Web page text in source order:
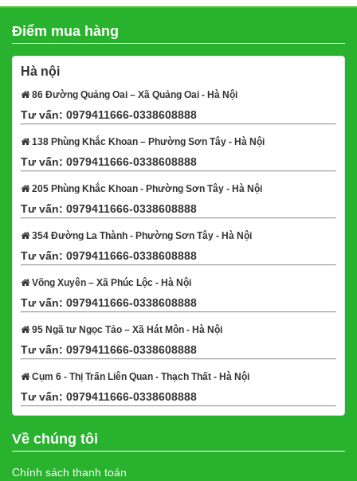
Điểm mua hàng
Hà nội
86 Đường Quảng Oai – Xã Quảng Oai - Hà Nội
Tư vấn: 0979411666-0338608888
138 Phùng Khắc Khoan – Phường Sơn Tây - Hà Nội
Tư vấn: 0979411666-0338608888
205 Phùng Khắc Khoan - Phường Sơn Tây - Hà Nội
Tư vấn: 0979411666-0338608888
354 Đường La Thành - Phường Sơn Tây - Hà Nội
Tư vấn: 0979411666-0338608888
Võng Xuyên – Xã Phúc Lộc - Hà Nội
Tư vấn: 0979411666-0338608888
95 Ngã tư Ngọc Tảo – Xã Hát Môn - Hà Nội
Tư vấn: 0979411666-0338608888
Cụm 6 - Thị Trấn Liên Quan - Thạch Thất - Hà Nội
Tư vấn: 0979411666-0338608888
Về chúng tôi
Chính sách thanh toán